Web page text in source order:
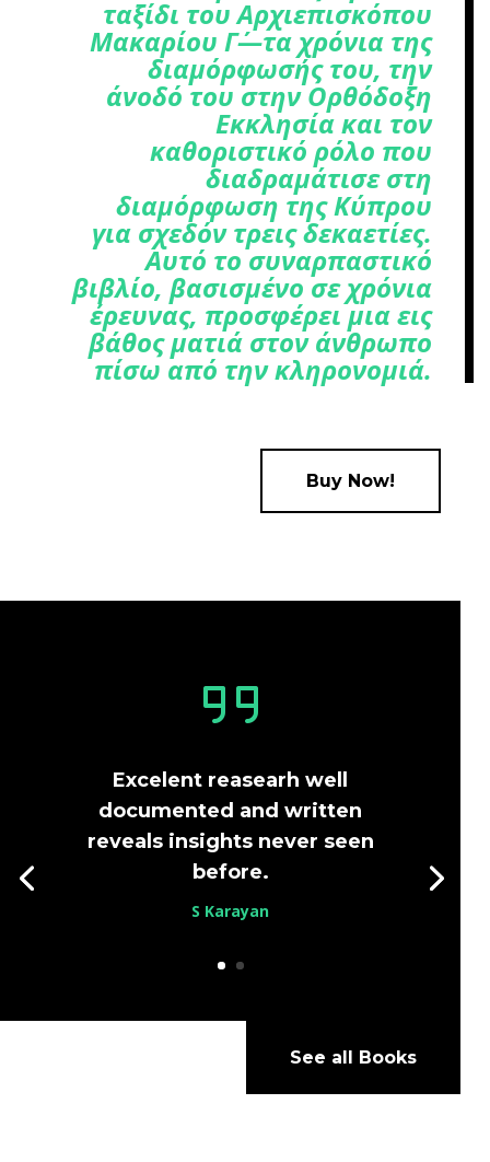
ταξίδι του Αρχιεπισκόπου
Μακαρίου Γ΄—τα χρόνια της
διαμόρφωσής του, την
άνοδό του στην Ορθόδοξη
Εκκλησία και τον
καθοριστικό ρόλο που
διαδραμάτισε στη
διαμόρφωση της Κύπρου
για σχεδόν τρεις δεκαετίες.
Αυτό το συναρπαστικό
βιβλίο, βασισμένο σε χρόνια
έρευνας, προσφέρει μια εις
βάθος ματιά στον άνθρωπο
πίσω από την κληρονομιά.
Buy Now!
Excelent reasearh well
documented and written
reveals insights never seen
before.
S Karayan
See all Books